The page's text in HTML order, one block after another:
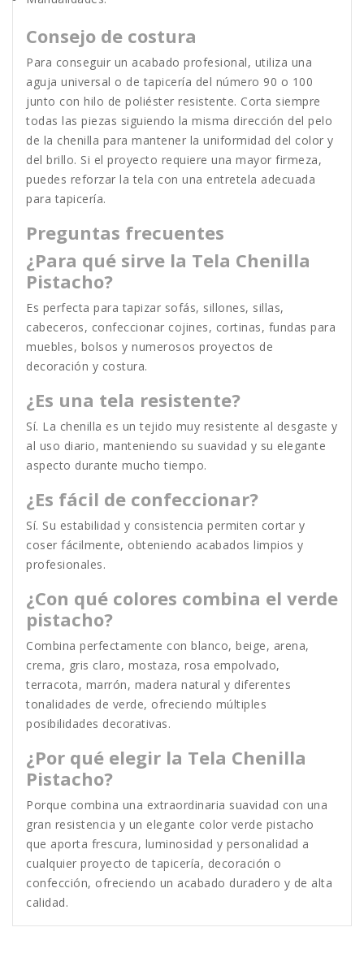
Consejo de costura
Para conseguir un acabado profesional, utiliza una
aguja universal o de tapicería del número 90 o 100
junto con hilo de poliéster resistente. Corta siempre
todas las piezas siguiendo la misma dirección del pelo
de la chenilla para mantener la uniformidad del color y
del brillo. Si el proyecto requiere una mayor firmeza,
puedes reforzar la tela con una entretela adecuada
para tapicería.
Preguntas frecuentes
¿Para qué sirve la Tela Chenilla
Pistacho?
Es perfecta para tapizar sofás, sillones, sillas,
cabeceros, confeccionar cojines, cortinas, fundas para
muebles, bolsos y numerosos proyectos de
decoración y costura.
¿Es una tela resistente?
Sí. La chenilla es un tejido muy resistente al desgaste y
al uso diario, manteniendo su suavidad y su elegante
aspecto durante mucho tiempo.
¿Es fácil de confeccionar?
Sí. Su estabilidad y consistencia permiten cortar y
coser fácilmente, obteniendo acabados limpios y
profesionales.
¿Con qué colores combina el verde
pistacho?
Combina perfectamente con blanco, beige, arena,
crema, gris claro, mostaza, rosa empolvado,
terracota, marrón, madera natural y diferentes
tonalidades de verde, ofreciendo múltiples
posibilidades decorativas.
¿Por qué elegir la Tela Chenilla
Pistacho?
Porque combina una extraordinaria suavidad con una
gran resistencia y un elegante color verde pistacho
que aporta frescura, luminosidad y personalidad a
cualquier proyecto de tapicería, decoración o
confección, ofreciendo un acabado duradero y de alta
calidad.